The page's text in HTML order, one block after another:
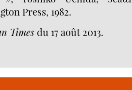
Press, 1982.
Times du 17 août 2013.